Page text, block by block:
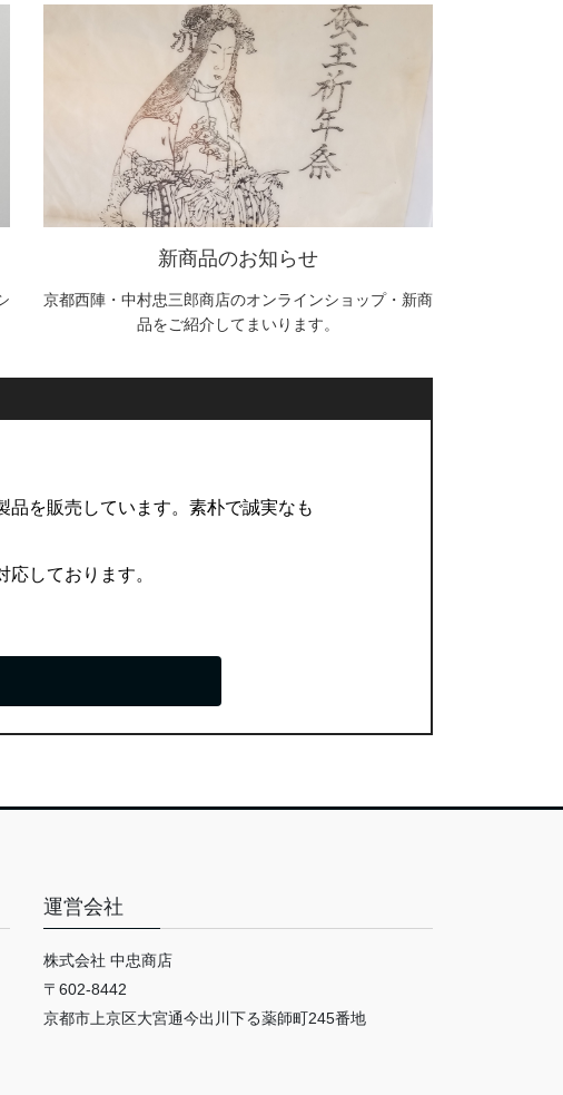
新商品のお知らせ
京都西陣・中村忠三郎商店のオンラインショップ・新商
品をご紹介してまいります。
を販売しています。素朴で誠実なも
しております。
運営会社
株式会社 中忠商店
〒602-8442
京都市上京区大宮通今出川下る薬師町245番地